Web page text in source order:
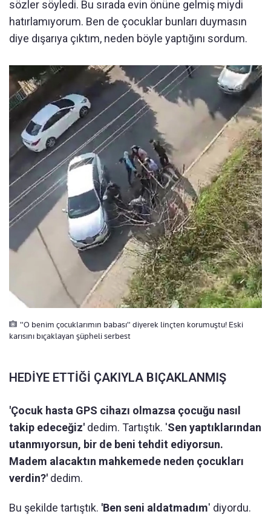
sözler söyledi. Bu sırada evin önüne gelmiş miydi
hatırlamıyorum. Ben de çocuklar bunları duymasın
diye dışarıya çıktım, neden böyle yaptığını sordum.
"O benim çocuklarımın babası" diyerek linçten korumuştu! Eski
karısını bıçaklayan şüpheli serbest
HEDİYE ETTİĞİ ÇAKIYLA BIÇAKLANMIŞ
'Çocuk hasta GPS cihazı olmazsa çocuğu nasıl
takip edeceğiz' dedim. Tartıştık. 'Sen yaptıklarından
utanmıyorsun, bir de beni tehdit ediyorsun.
Madem alacaktın mahkemede neden çocukları
verdin?' dedim.
Bu şekilde tartıştık. 'Ben seni aldatmadım' diyordu.